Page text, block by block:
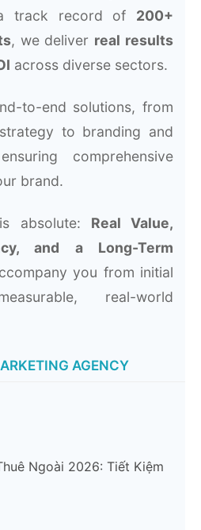
track record of 200+
, we deliver real results
across diverse sectors.
to-end solutions, from
to branding and
comprehensive
brand.
absolute: Real Value,
and a Long-Term
you from initial
real-world
AGENCY
Ngoài 2026: Tiết Kiệm